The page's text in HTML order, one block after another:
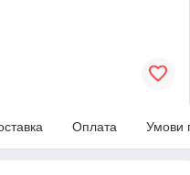
Оплата Умови